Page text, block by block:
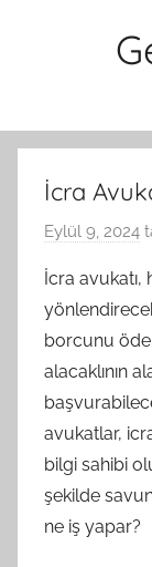
İcra
Eylül 9, 2024
İcra avukatı,
borcunu
alacaklının
avukatlar,
bilgi sahibi
şekilde
ne iş yapar?